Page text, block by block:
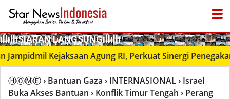
­ıllıllıS͙I͙A͙R͙A͙N͙ L͙A͙N͙G͙S͙U͙N͙G͙ıllıllı
Kejaksaan Agung RI, Perkuat Sinergi Penegakan
ⒽⓄⓂⒺ› Bantuan Gaza › INTERNASIONAL› Israel
Buka Akses Bantuan › Konflik Timur Tengah › Perang